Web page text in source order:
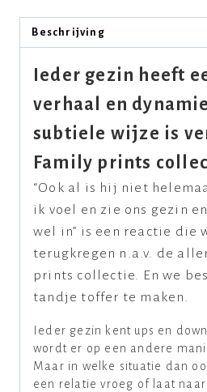
Beschrijving
Ieder gezin heeft
verhaal en
subtiele wijze is
Family prints
“Ook al is hij niet
ik voel en zie ons gezin
wel in” is een reactie die
terugkregen n.a.v. de
prints collectie. En we
tandje toffer te maken.
Ieder gezin kent ups en
wordt er op een andere
Maar in welke situatie dan
een relatie vroeg of laat